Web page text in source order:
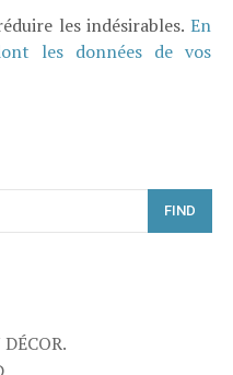
les indésirables. En
les données de vos
FIND